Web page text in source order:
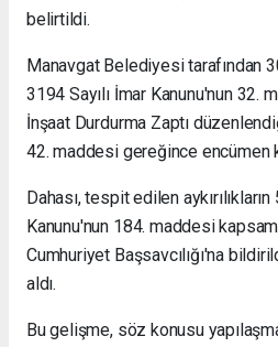
belirtildi.
Manavgat Belediyesi tarafından
3194 Sayılı İmar Kanunu'nun 32.
İnşaat Durdurma Zaptı
42. maddesi gereğince encümen
Dahası, tespit edilen
Kanunu'nun 184. maddesi
Cumhuriyet Başsavcılığı'na
aldı.
Bu gelişme, söz konusu